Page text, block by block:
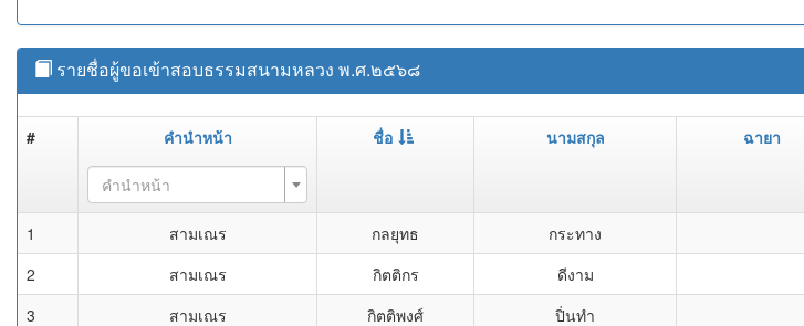
รายชื่อผู้ขอเข้าสอบธรรมสนามหลวง พ.ศ.๒๕๖๘
# คำนำหน้า ชื่อ นามสกุล ฉายา
คำนำหน้า
1 สามเณร กลยุทธ กระทาง
2
สามเณร กิตติกร ดีงาม
3
สามเณร กิตติพงศ์ ปิ่นทำ